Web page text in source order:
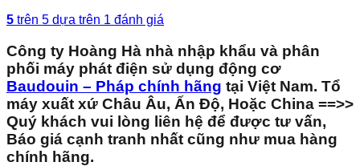
5 trên 5 dựa trên 1 đánh giá
Công ty Hoàng Hà nhà nhập khẩu và phân
phối máy phát điện sử dụng động cơ
Baudouin – Pháp chính hãng tại Việt Nam. Tổ
máy xuất xứ Châu Âu, Ấn Độ, Hoặc China ==>>
Quý khách vui lòng liên hệ để được tư vấn,
Báo giá cạnh tranh nhất cũng như mua hàng
chính hãng.